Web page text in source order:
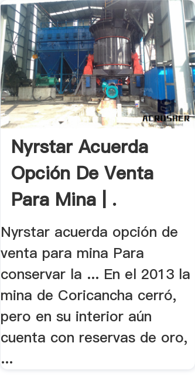
Nyrstar Acuerda
Opción De Venta
Para Mina | .
Nyrstar acuerda opción de
venta para mina Para
conservar la ... En el 2013 la
mina de Coricancha cerró,
pero en su interior aún
cuenta con reservas de oro,
...